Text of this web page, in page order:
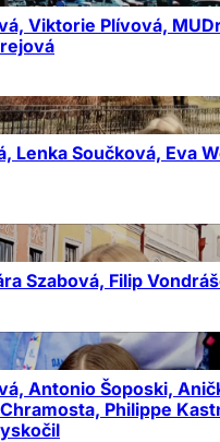
Viktorie Plívová,
Lenka Součková, Eva
Szabová, Filip
Antonio Šoposki,
Philippe